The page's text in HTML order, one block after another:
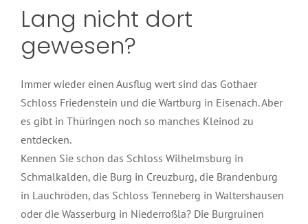
Lang nicht dort
gewesen?
Immer wieder einen Ausflug wert sind das Gothaer
Schloss Friedenstein und die Wartburg in Eisenach. Aber
es gibt in Thüringen noch so manches Kleinod zu
entdecken.
Kennen Sie schon das Schloss Wilhelmsburg in
Schmalkalden, die Burg in Creuzburg, die Brandenburg
in Lauchröden, das Schloss Tenneberg in Waltershausen
oder die Wasserburg in Niederroßla? Die Burgruinen